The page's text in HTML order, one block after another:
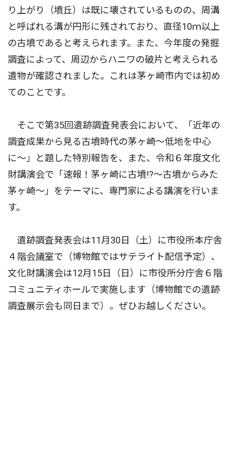
り上がり（墳丘）は既に壊されているものの、周溝
と呼ばれる溝が円形に残されており、直径10ｍ以上
の古墳であると考えられます。また、今年度の発掘
調査によって、周辺からハニワの破片と考えられる
遺物が確認されました。これは茅ヶ崎市内では初め
てのことです。
そこで第35回遺跡調査発表会において、「近年の
調査成果から見る古墳時代の茅ヶ崎〜低地を中心
に〜」と題した特別報告を、また、令和６年度文化
財講演会で「速報！茅ヶ崎に古墳!?〜古墳からみた
茅ヶ崎〜」をテーマに、専門家による講演を行いま
す。
遺跡調査発表会は11月30日（土）に市役所本庁舎
４階会議室で（博物館ではサテライト配信予定）、
文化財講演会は12月15日（日）に市役所分庁舎６階
コミュニティホールで実施します（博物館での遺跡
調査展示会も同日まで）。ぜひお越しください。